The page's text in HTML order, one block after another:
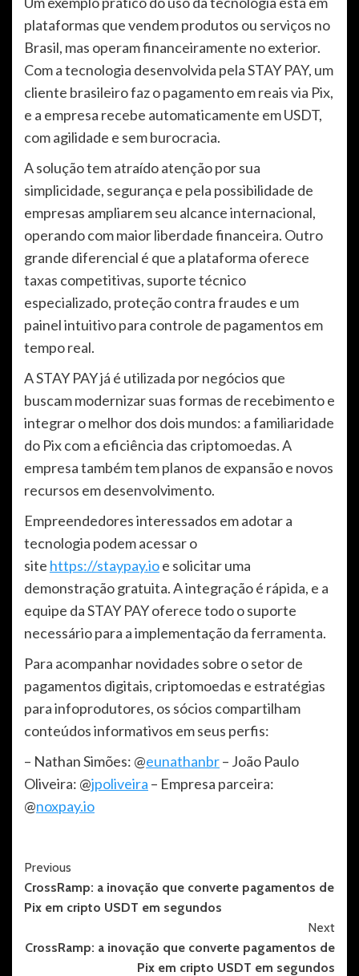
plataformas que vendem produtos ou serviços no
Brasil, mas operam financeiramente no exterior.
Com a tecnologia desenvolvida pela STAY PAY, um
cliente brasileiro faz o pagamento em reais via Pix,
e a empresa recebe automaticamente em USDT,
com agilidade e sem burocracia.
A solução tem atraído atenção por sua
simplicidade, segurança e pela possibilidade de
empresas ampliarem seu alcance internacional,
operando com maior liberdade financeira. Outro
grande diferencial é que a plataforma oferece
taxas competitivas, suporte técnico
especializado, proteção contra fraudes e um
painel intuitivo para controle de pagamentos em
tempo real.
A STAY PAY já é utilizada por negócios que
buscam modernizar suas formas de recebimento e
integrar o melhor dos dois mundos: a familiaridade
do Pix com a eficiência das criptomoedas. A
empresa também tem planos de expansão e novos
recursos em desenvolvimento.
Empreendedores interessados em adotar a
tecnologia podem acessar o
site https://staypay.ioe solicitar uma
demonstração gratuita. A integração é rápida, e a
equipe da STAY PAY oferece todo o suporte
necessário para a implementação da ferramenta.
Para acompanhar novidades sobre o setor de
pagamentos digitais, criptomoedas e estratégias
para infoprodutores, os sócios compartilham
conteúdos informativos em seus perfis:
– Nathan Simões: @eunathanbr– João Paulo
Oliveira: @jpoliveira – Empresa parceira:
@noxpay.io
Post
Navigation
Previous
CrossRamp: a inovação que converte pagamentos de
Pix em cripto USDT em segundos
Next
CrossRamp: a inovação que converte pagamentos de
Pix em cripto USDT em segundos